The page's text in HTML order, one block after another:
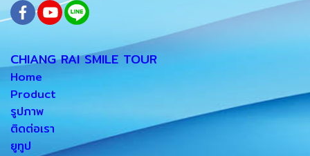
CHIANG RAI SMILE TOUR
Home
Product
รูปภาพ
ติดต่อเรา
ยูทูป